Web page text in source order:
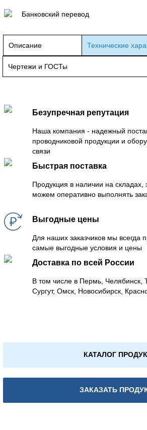
Банковский перевод
Описание Технические
Чертежи и ГОСТы
Безупречная репутация
Наша компания - надежный
проводниковой продукции и
связи
Быстрая поставка
Продукция в наличии на складах,
можем оперативно выполнять
Выгодные цены
Для наших заказчиков мы всегда
самые выгодные условия и цены
Доставка по всей России
В том числе в Пермь, Челябинск,
Сургут, Омск, Новосибирск,
КАТАЛОГ
ЗАКАЗАТЬ